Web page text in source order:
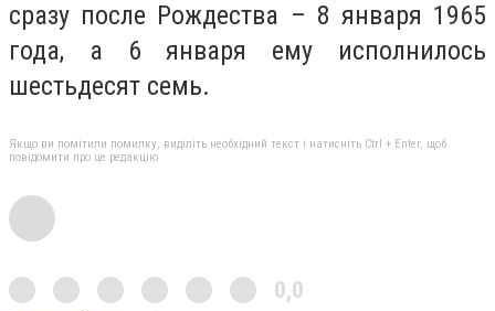
сразу после Рождества – 8 января 1965
года, а 6 января ему исполнилось
шестьдесят семь.
Якщо ви помітили помилку, виділіть необхідний текст і натисніть Ctrl + Enter, щоб
повідомити про це редакцію
0,0